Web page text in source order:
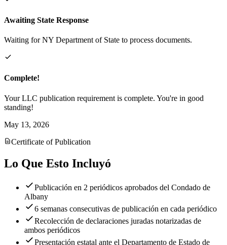
Awaiting State Response
Waiting for NY Department of State to process documents.
Complete!
Your LLC publication requirement is complete. You're in good
standing!
May 13, 2026
Certificate of Publication
Lo Que Esto Incluyó
Publicación en 2 periódicos aprobados del Condado de
Albany
6 semanas consecutivas de publicación en cada periódico
Recolección de declaraciones juradas notarizadas de
ambos periódicos
Presentación estatal ante el Departamento de Estado de